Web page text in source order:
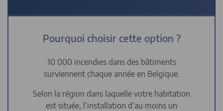
Pourquoi choisir cette option ?
10 000 incendies dans des bâtiments
surviennent chaque année en Belgique.
Selon la région dans laquelle votre habitation
est située, l’installation d’au moins un